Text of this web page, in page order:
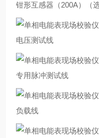
钳形互感器（200A）（选
电压测试线
专用脉冲测试线
负载线